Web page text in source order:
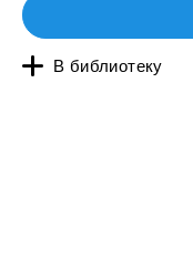
В библиотеку